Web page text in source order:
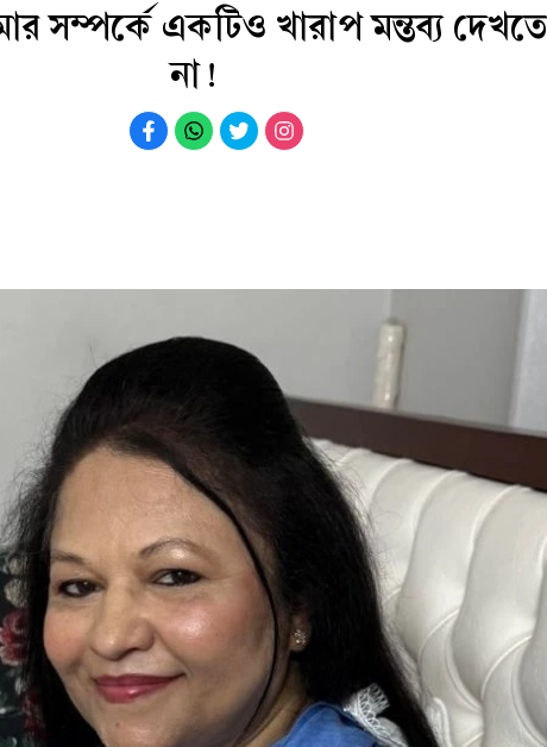
সম্পর্কে একটিও খারাপ মন্তব্য
না!